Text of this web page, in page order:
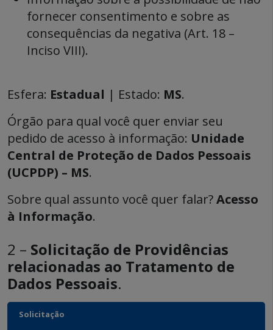
fornecer consentimento e sobre as
consequências da negativa (Art. 18 –
Inciso VIII).
Esfera: Estadual | Estado: MS.
Órgão para qual você quer enviar seu
pedido de acesso à informação: Unidade
Central de Proteção de Dados Pessoais
(UCPDP) – MS.
Sobre qual assunto você quer falar?Acesso
à Informação.
2 – Solicitação de Providências
relacionadas ao Tratamento de
Dados Pessoais.
Solicitação